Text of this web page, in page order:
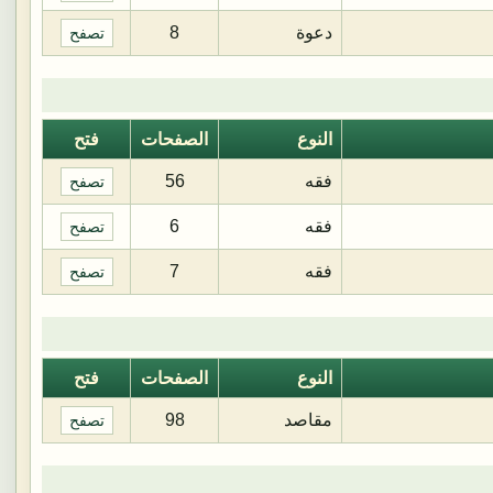
دعوة 8 تصفح
النوع الصفحات فتح
فقه 56 تصفح
فقه 6 تصفح
فقه 7 تصفح
النوع الصفحات فتح
مقاصد 98 تصفح